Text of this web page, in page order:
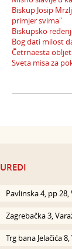
Biskup Josip
primjer svima"
Biskupsko
Bog dati milost
Četrnaesta
Sveta misa za
UREDI
Pavlinska 4, pp 28,
Zagrebačka 3,
Trg bana Jelačića